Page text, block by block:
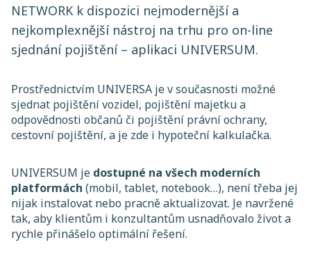
NETWORK k dispozici nejmodernější a
nejkomplexnější nástroj na trhu pro on-line
sjednání pojištění – aplikaci UNIVERSUM.
Prostřednictvím UNIVERSA je v současnosti možné
sjednat pojištění vozidel, pojištění majetku a
odpovědnosti občanů či pojištění právní ochrany,
cestovní pojištění, a je zde i hypoteční kalkulačka.
UNIVERSUM je dostupné na všech moderních
platformách (mobil, tablet, notebook…), není třeba jej
nijak instalovat nebo pracně aktualizovat. Je navržené
tak, aby klientům i konzultantům usnadňovalo život a
rychle přinášelo optimální řešení.